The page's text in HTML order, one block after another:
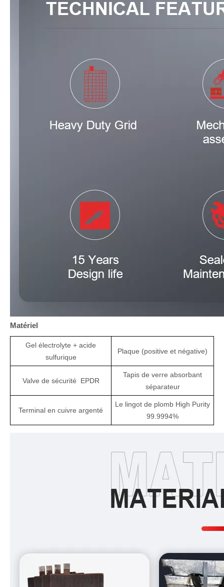
Matériel
Gel électrolyte + acide
sulfurique
Plaque (positive et négative)
Valve de sécurité EPDR
Tapis de verre absorbant
séparateur
Terminal en cuivre argenté
Le lingot de plomb High Purity
99.9994%